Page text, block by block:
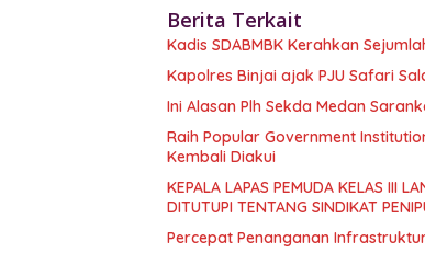
Berita Terkait
Kadis SDABMBK Kerahkan
Kapolres Binjai ajak PJU Safari
Ini Alasan Plh Sekda Medan
Raih Popular Government
Kembali Diakui
KEPALA LAPAS PEMUDA KELAS III
DITUTUPI TENTANG SINDIKAT
Percepat Penanganan